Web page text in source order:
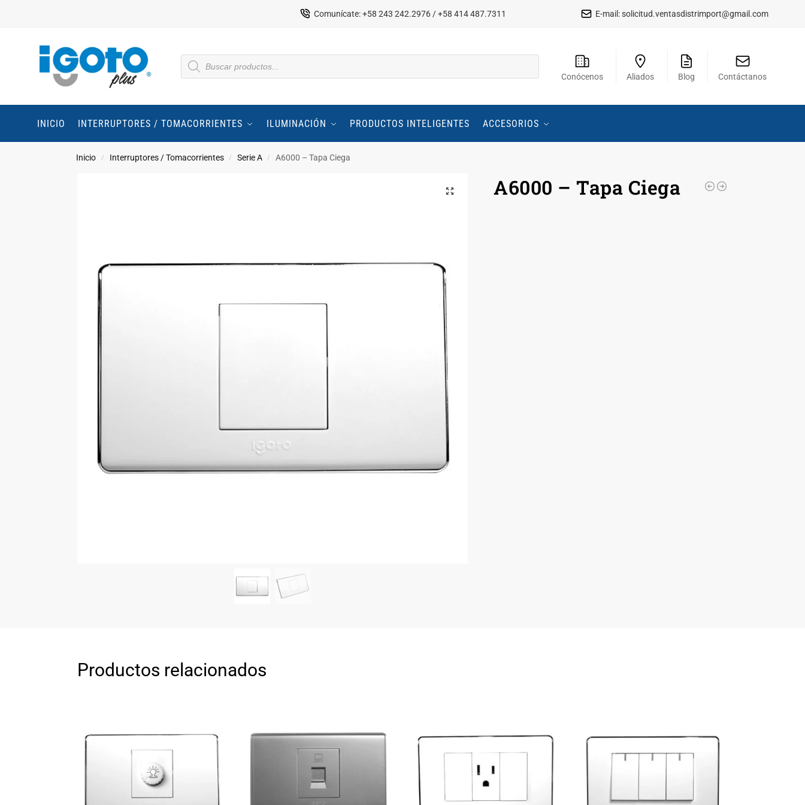
Comunícate: +58 243 242.2976 / +58 414 487.7311 E-mail:solicitud.ventasdistrimport@gmail.com
Conócenos Aliados Blog Contáctanos
INICIO INTERRUPTORES / TOMACORRIENTES ILUMINACIÓN PRODUCTOS INTELIGENTES ACCESORIOS
Inicio / Interruptores / Tomacorrientes / Serie A / A6000 – Tapa Ciega
A6000 – Tapa Ciega
Productos relacionados